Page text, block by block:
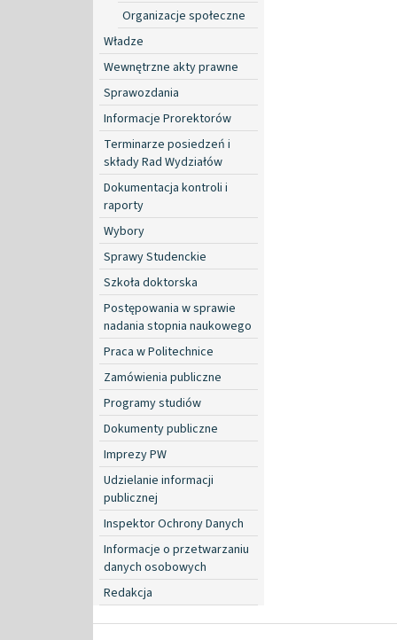
Organizacje społeczne
Władze
Wewnętrzne akty prawne
Sprawozdania
Informacje Prorektorów
Terminarze posiedzeń i
składy Rad Wydziałów
Dokumentacja kontroli i
raporty
Wybory
Sprawy Studenckie
Szkoła doktorska
Postępowania w sprawie
nadania stopnia naukowego
Praca w Politechnice
Zamówienia publiczne
Programy studiów
Dokumenty publiczne
Imprezy PW
Udzielanie informacji
publicznej
Inspektor Ochrony Danych
Informacje o przetwarzaniu
danych osobowych
Redakcja